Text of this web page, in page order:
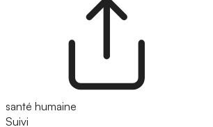
santé humaine
Suivi